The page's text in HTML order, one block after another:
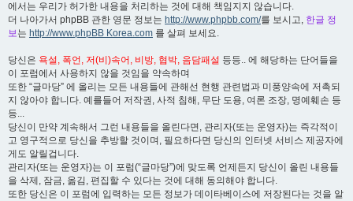
에서는 우리가 허가한 내용을 처리하는 것에 대해 책임지지 않습니다.
더 나아가서 phpBB 관한 영문 정보는 http://www.phpbb.com/를 보시고, 한글 정
보는 http://www.phpBB Korea.com 를 살펴 보세요.
당신은 욕설, 폭언, 저(비)속어, 비방, 협박, 음담패설 등등.. 에 해당하는 단어들을
이 포럼에서 사용하지 않을 것임을 약속하며
또한 “글마당” 에 올리는 모든 내용들에 관해선 현행 관련법과 미풍양속에 저촉되
지 않아야 합니다. 예를들어 저작권, 사적 침해, 무단 도용, 여론 조장, 명예훼손 등
등...
당신이 만약 계속해서 그런 내용들을 올린다면, 관리자(또는 운영자)는 즉각적이
고 영구적으로 당신을 추방할 것이며, 필요하다면 당신의 인터넷 서비스 제공자에
게도 알릴겁니다.
관리자(또는 운영자)는 이 포럼(“글마당”)에 맞도록 언제든지 당신이 올린 내용들
을 삭제, 잠금, 옮김, 편집할 수 있다는 것에 대해 동의해야 합니다.
또한 당신은 이 포럼에 입력하는 모든 정보가 데이타베이스에 저장된다는 것을 알